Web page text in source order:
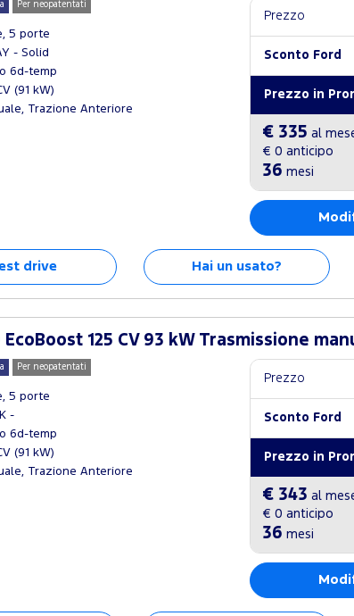
Per neopatentati
5 porte
- Solid
6d-temp
(91 kW)
Trazione Anteriore
Prezzo
Sconto Ford
Prezzo in
€ 335 al
€ 0 anticipo
36 mesi
drive Hai un usato?
125 CV 93 kW Trasmissione
Per neopatentati
5 porte
-
6d-temp
(91 kW)
Trazione Anteriore
Prezzo
Sconto Ford
Prezzo in
€ 343 al
€ 0 anticipo
36 mesi